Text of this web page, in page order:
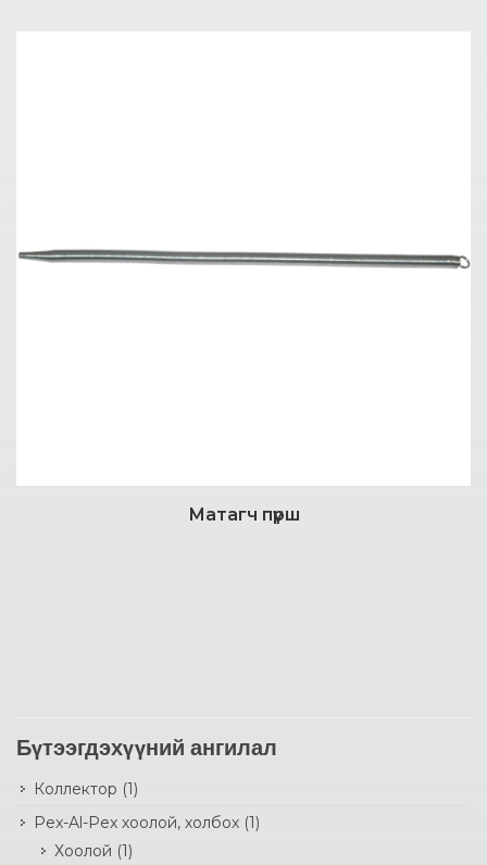
Матагч пүрш
Бүтээгдэхүүний ангилал
Коллектор (1)
Pex-Al-Pex хоолой, холбох (1)
Хоолой (1)